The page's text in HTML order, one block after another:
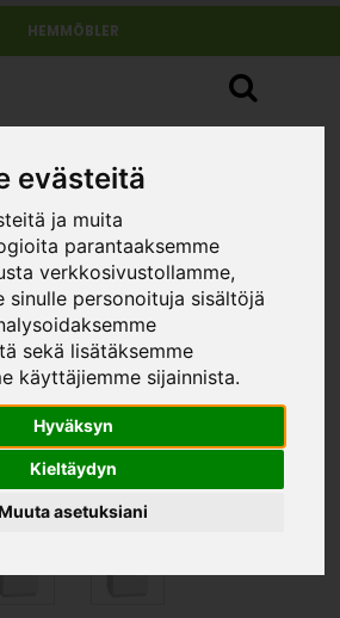
evästeitä
ja muita
parantaaksemme
verkkosivustollamme,
sinulle personoituja sisältöjä
sekä lisätäksemme
käyttäjiemme sijainnista.
Hyväksyn
Kieltäydyn
asetuksiani
HEMMÖBLER